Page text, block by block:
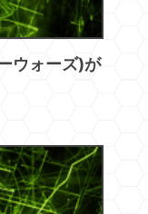
ウォーズ)が